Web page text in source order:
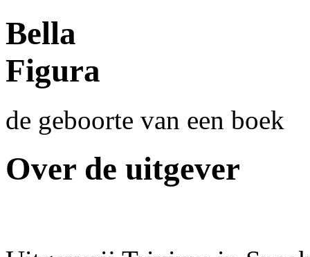
Bella
Figura
de geboorte van een boek
Over de uitgever